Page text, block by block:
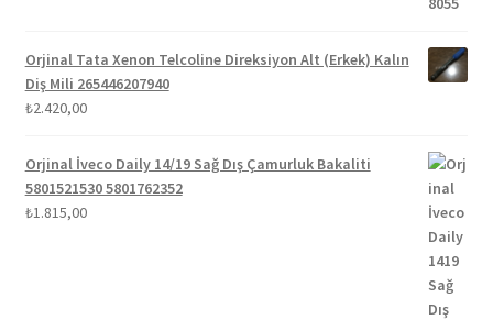
Orjinal Tata Xenon Telcoline Direksiyon Alt (Erkek) Kalın
Diş Mili 265446207940
₺2.420,00
Orjinal İveco Daily 14/19 Sağ Dış Çamurluk Bakaliti
5801521530 5801762352
₺1.815,00